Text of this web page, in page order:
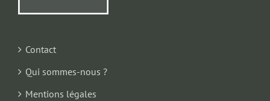
Contact
Qui sommes-nous ?
Mentions légales